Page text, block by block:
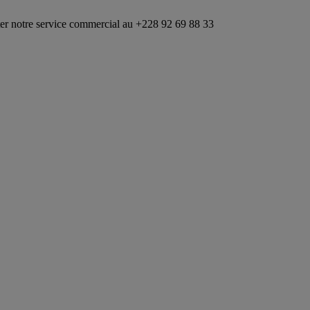
commercial au +228 92 69 88 33